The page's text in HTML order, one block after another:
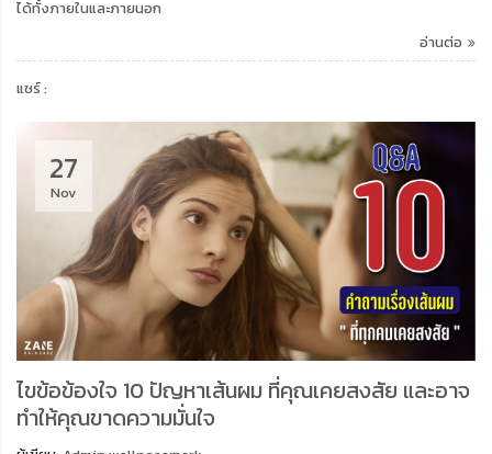
ได้ทั้งภายในและภายนอก
อ่านต่อ
แชร์ :
27
Nov
ไขข้อข้องใจ 10 ปัญหาเส้นผม ที่คุณเคยสงสัย และอาจ
ทำให้คุณขาดความมั่นใจ